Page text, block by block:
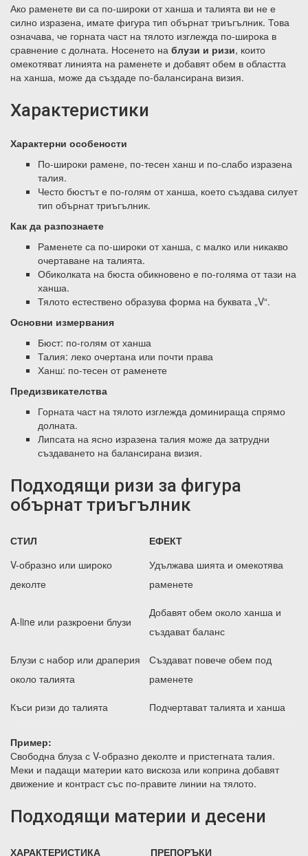
Ако раменете ви са по-широки от ханша и талията ви не е
силно изразена, имате фигура тип обърнат триъгълник. Това
означава, че горната част на тялото изглежда по-широка в
сравнение с долната. Носенето на блузи и ризи, които
омекотяват линията на раменете и добавят обем в областта
на ханша, може да създаде по-балансирана визия.
Характеристики
Характерни особености
По-широки рамене, по-тесен ханш и по-слабо изразена
талия.
Често бюстът е по-голям от ханша, което създава силует
тип обърнат триъгълник.
Как да разпознаете
Раменете са по-широки от ханша, с малко или никакво
очертаване на талията.
Обиколката на бюста обикновено е по-голяма от тази на
ханша.
Тялото естествено образува форма на буквата „V“.
Основни измервания
Бюст: по-голям от ханша
Талия: леко очертана или почти права
Ханш: по-тесен от раменете
Предизвикателства
Горната част на тялото изглежда доминираща спрямо
долната.
Липсата на ясно изразена талия може да затрудни
създаването на балансирана визия.
Подходящи ризи за фигура
обърнат триъгълник
СТИЛ
ЕФЕКТ
V-образно или широко
деколте
Удължава шията и омекотява
раменете
A-line или разкроени блузи
Добавят обем около ханша и
създават баланс
Блузи с набор или драперия
около талията
Създават повече обем под
раменете
Къси ризи до талията Подчертават талията и ханша
Пример:
Свободна блуза с V-образно деколте и пристегната талия.
Меки и падащи материи като вискоза или коприна добавят
движение и контраст със по-правите линии на тялото.
Подходящи материи и десени
ХАРАКТЕРИСТИКА ПРЕПОРЪКИ